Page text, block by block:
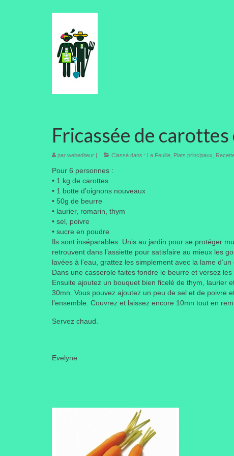
Fricassée de
par webediteur | Classé dans : La Feuille Plats principaux
Pour 6 personnes :
• 1 kg de carottes
• 1 botte d’oignons nouveaux
• 50g de beurre
• laurier, romarin, thym
• sel, poivre
• sucre en poudre
Ils sont inséparables. Unis au jardin pour se protéger
retrouvent dans l’assiette pour satisfaire au mieux les
lavées à l’eau, grattez les simplement avec la lame
Dans une casserole faites fondre le beurre et versez
Ensuite ajoutez un bouquet bien ficelé de thym, laurier
30mn. Vous pouvez ajoutez un peu de sel et de poivre
l’ensemble. Couvrez et laissez encore 10mn tout en
Servez chaud.
Evelyne